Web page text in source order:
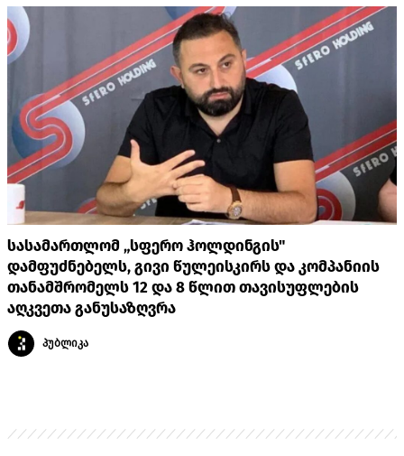
სასამართლომ „სფერო ჰოლდინგის"
დამფუძნებელს, გივი წულეისკირს და კომპანიის
თანამშრომელს 12 და 8 წლით თავისუფლების
აღკვეთა განუსაზღვრა
პუბლიკა